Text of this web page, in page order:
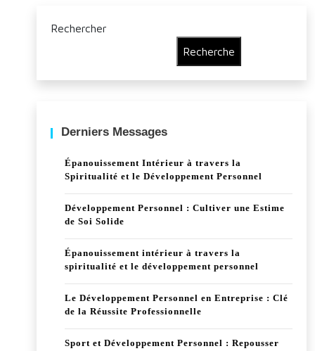
Rechercher
Recherche
Derniers Messages
Épanouissement Intérieur à travers la
Spiritualité et le Développement Personnel
Développement Personnel : Cultiver une Estime
de Soi Solide
Épanouissement intérieur à travers la
spiritualité et le développement personnel
Le Développement Personnel en Entreprise : Clé
de la Réussite Professionnelle
Sport et Développement Personnel : Repousser